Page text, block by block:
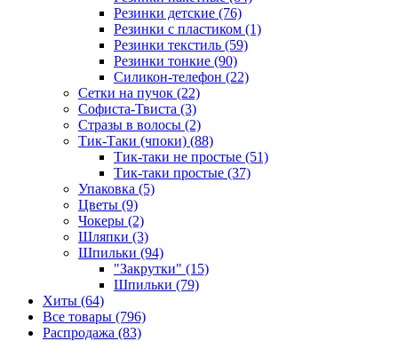
Резинки детские (76)
Резинки с пластиком (1)
Резинки текстиль (59)
Резинки тонкие (90)
Силикон-телефон (22)
Сетки на пучок (22)
Софиста-Твиста (3)
Стразы в волосы (2)
Тик-Таки (чпоки) (88)
Тик-таки не простые (51)
Тик-таки простые (37)
Упаковка (5)
Цветы (9)
Чокеры (2)
Шляпки (3)
Шпильки (94)
"Закрутки" (15)
Шпильки (79)
Хиты (64)
Все товары (796)
Распродажа (83)